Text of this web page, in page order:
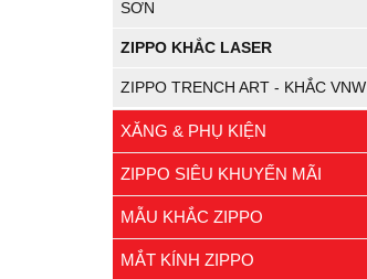
SƠN
ZIPPO KHẮC LASER
ZIPPO TRENCH ART - KHẮC VNW
XĂNG & PHỤ KIỆN
ZIPPO SIÊU KHUYẾN MÃI
MẪU KHẮC ZIPPO
MẮT KÍNH ZIPPO